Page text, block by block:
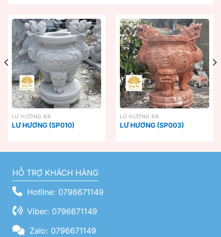
LƯ HƯƠNG ĐÁ
LƯ HƯƠNG (SP010)
LƯ HƯƠNG ĐÁ
LƯ HƯƠNG (SP003)
HỖ TRỢ KHÁCH HÀNG
Hotline: 0796671149
Viber: 0796671149
Zalo: 0796671149